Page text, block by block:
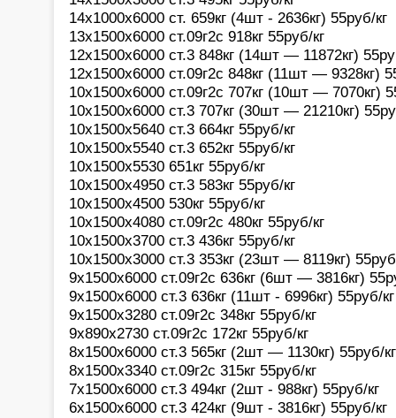
14х1000х6000 ст. 659кг (4шт - 2636кг) 55руб/кг
13х1500х6000 ст.09г2с 918кг 55руб/кг
12х1500х6000 ст.3 848кг (14шт — 11872кг)
12х1500х6000 ст.09г2с 848кг (11шт — 9328кг)
10х1500х6000 ст.09г2с 707кг (10шт — 7070кг)
10х1500х6000 ст.3 707кг (30шт — 21210кг)
10х1500х5640 ст.3 664кг 55руб/кг
10х1500х5540 ст.3 652кг 55руб/кг
10х1500х5530 651кг 55руб/кг
10х1500х4950 ст.3 583кг 55руб/кг
10х1500х4500 530кг 55руб/кг
10х1500х4080 ст.09г2с 480кг 55руб/кг
10х1500х3700 ст.3 436кг 55руб/кг
10х1500х3000 ст.3 353кг (23шт — 8119кг)
9х1500х6000 ст.09г2с 636кг (6шт — 3816кг)
9х1500х6000 ст.3 636кг (11шт - 6996кг) 55руб/кг
9х1500х3280 ст.09г2с 348кг 55руб/кг
9х890х2730 ст.09г2с 172кг 55руб/кг
8х1500х6000 ст.3 565кг (2шт — 1130кг) 55руб/кг
8х1500х3340 ст.09г2с 315кг 55руб/кг
7х1500х6000 ст.3 494кг (2шт - 988кг) 55руб/кг
6х1500х6000 ст.3 424кг (9шт - 3816кг) 55руб/кг